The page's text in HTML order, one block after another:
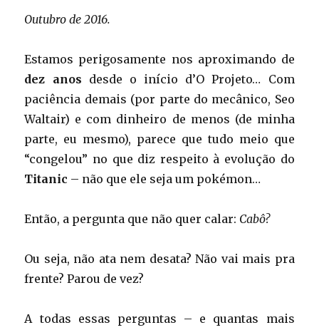
Outubro de 2016.
Estamos perigosamente nos aproximando de
dez anos desde o início d’O Projeto… Com
paciência demais (por parte do mecânico, Seo
Waltair) e com dinheiro de menos (de minha
parte, eu mesmo), parece que tudo meio que
“congelou” no que diz respeito à evolução do
Titanic – não que ele seja um pokémon…
Então, a pergunta que não quer calar: Cabô?
Ou seja, não ata nem desata? Não vai mais pra
frente? Parou de vez?
A todas essas perguntas – e quantas mais